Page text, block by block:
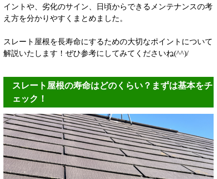
イントや、劣化のサイン、日頃からできるメンテナンスの考
え方を分かりやすくまとめました。
スレート屋根を長寿命にするための大切なポイントについて
解説いたします！ぜひ参考にしてみてくださいね(^^)/
スレート屋根の寿命はどのくらい？まずは基本をチ
ェック！